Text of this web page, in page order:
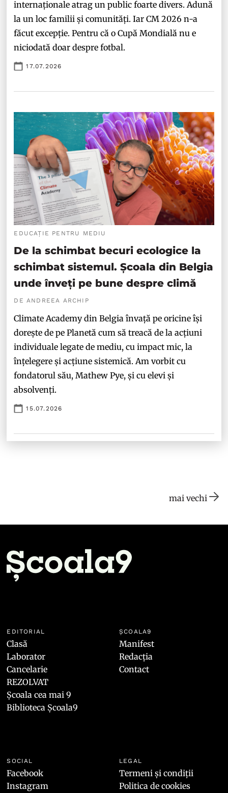
internaționale atrag un public foarte divers. Adună
la un loc familii și comunități. Iar CM 2026 n-a
făcut excepție. Pentru că o Cupă Mondială nu e
niciodată doar despre fotbal.
17.07.2026
EDUCAȚIE PENTRU MEDIU
De la schimbat becuri ecologice la
schimbat sistemul. Școala din Belgia
unde înveți pe bune despre climă
DE ANDREEA ARCHIP
Climate Academy din Belgia învață pe oricine își
dorește de pe Planetă cum să treacă de la acțiuni
individuale legate de mediu, cu impact mic, la
înțelegere și acțiune sistemică. Am vorbit cu
fondatorul său, Mathew Pye, și cu elevi și
absolvenți.
15.07.2026
mai vechi
EDITORIAL
Clasă
Laborator
Cancelarie
REZOLVAT
Școala cea mai 9
Biblioteca Școala9
ȘCOALA9
Manifest
Redacția
Contact
SOCIAL
Facebook
Instagram
LEGAL
Termeni și condiții
Politica de cookies